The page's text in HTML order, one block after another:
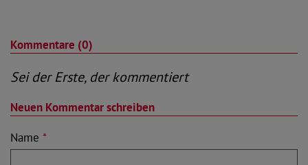
Kommentare (0)
Sei der Erste, der kommentiert
Neuen Kommentar schreiben
Name *